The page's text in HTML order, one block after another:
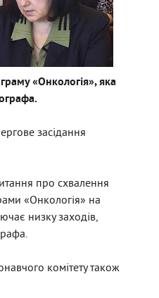
«Онкологія», яка
засідання
про схвалення
«Онкологія» на
низку заходів,
комітету також